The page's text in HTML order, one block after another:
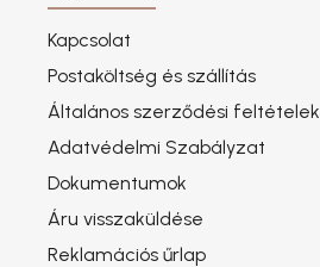
Kapcsolat
Postaköltség és szállítás
Általános szerződési feltételek
Adatvédelmi Szabályzat
Dokumentumok
Áru visszaküldése
Reklamációs űrlap